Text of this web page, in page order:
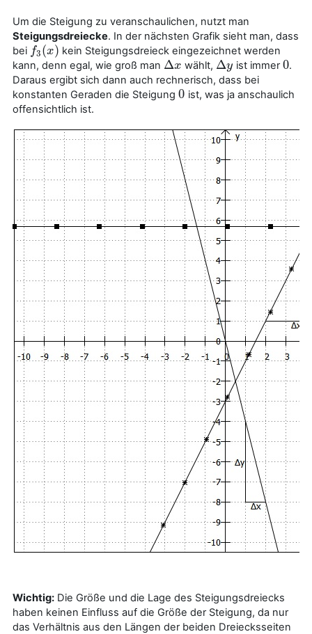
Um die Steigung zu veranschaulichen, nutzt man
Steigungsdreiecke. In der nächsten Grafik sieht man, dass
bei f3(x)
f3(x)
kein Steigungsdreieck eingezeichnet werden
kann, denn egal, wie groß man Δx
Δx wählt, Δy
Δy ist immer0
0.
Daraus ergibt sich dann auch rechnerisch, dass bei
konstanten Geraden die Steigung 0
0 ist, was ja anschaulich
offensichtlich ist.
Wichtig: Die Größe und die Lage des Steigungsdreiecks
haben keinen Einfluss auf die Größe der Steigung, da nur
das Verhältnis aus den Längen der beiden Dreiecksseiten